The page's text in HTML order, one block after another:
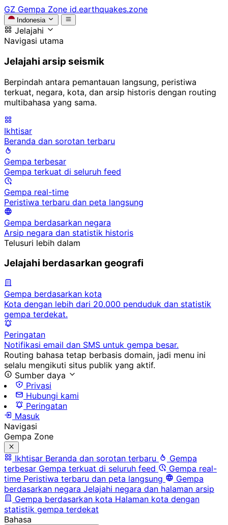
GZ Gempa Zone id.earthquakes.zone
Indonesia
Jelajahi
Navigasi utama
Jelajahi arsip seismik
Berpindah antara pemantauan langsung, peristiwa
terkuat, negara, kota, dan arsip historis dengan routing
multibahasa yang sama.
Ikhtisar
Beranda dan sorotan terbaru
Gempa terbesar
Gempa terkuat di seluruh feed
Gempa real-time
Peristiwa terbaru dan peta langsung
Gempa berdasarkan negara
Arsip negara dan statistik historis
Telusuri lebih dalam
Jelajahi berdasarkan geografi
Gempa berdasarkan kota
Kota dengan lebih dari 20.000 penduduk dan statistik
gempa terdekat.
Peringatan
Notifikasi email dan SMS untuk gempa besar.
Routing bahasa tetap berbasis domain, jadi menu ini
selalu mengikuti situs publik yang aktif.
Sumber daya
Privasi
Hubungi kami
Peringatan
Masuk
Navigasi
Gempa Zone
Ikhtisar Beranda dan sorotan terbaru
Gempa
terbesar Gempa terkuat di seluruh feed
Gempa real-
time Peristiwa terbaru dan peta langsung
Gempa
berdasarkan negara Jelajahi negara dan halaman arsip
Gempa berdasarkan kota Halaman kota dengan
statistik gempa terdekat
Bahasa